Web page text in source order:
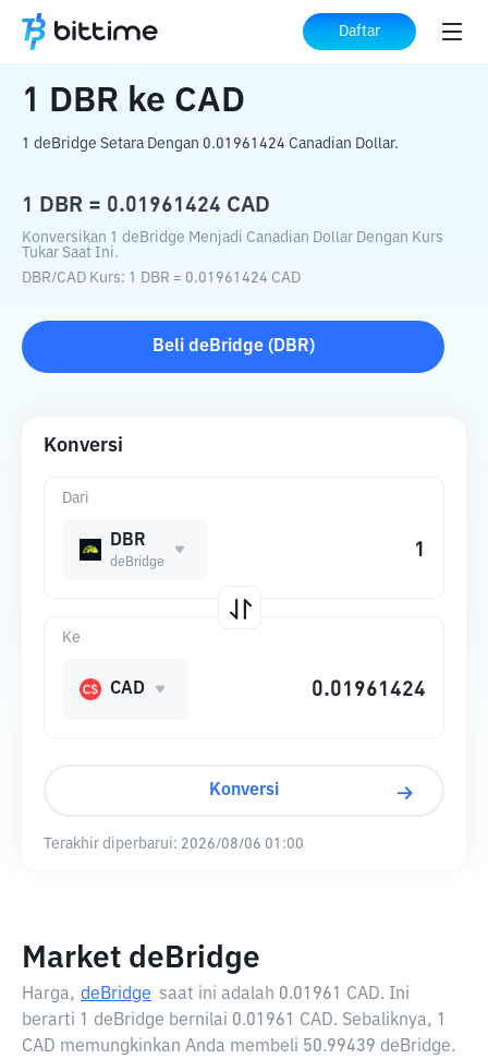
Daftar
Beranda Konverter Kripto ke CAD
1 DBR ke CAD
1 deBridge Setara Dengan 0.01961424 Canadian Dollar.
1 DBR = 0.01961424 CAD
Konversikan 1 deBridge Menjadi Canadian Dollar Dengan Kurs
Tukar Saat Ini.
DBR/CAD Kurs: 1 DBR = 0.01961424 CAD
Beli deBridge( DBR)
Konversi
Dari
DBR
deBridge
Ke
CAD
Konversi
Terakhir diperbarui: 2026/08/06 01:00
Market deBridge
Harga, deBridge saat ini adalah 0.01961 CAD. Ini
berarti 1 deBridge bernilai 0.01961 CAD. Sebaliknya, 1
CAD memungkinkan Anda membeli 50.99439 deBridge.